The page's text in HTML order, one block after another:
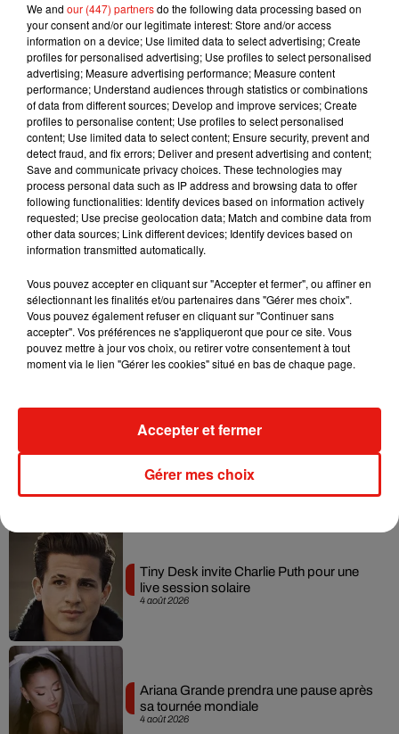
À Bloisdans le Loir-et-Cher, l’événement « 2X plus de Goût »
débutera le 16 novembre. À cette occasion, les organisateurs
ont souhaité que les enfants ne soient pas mis de côté,
comme le rappelleDavid Hameau, directeur de l’Office de
Tourisme sur la destination Blois-Chambord. L’idée est« que
les restaurateurs ne servent pas de steak-frites, mais qu’ils
cuisinent réellement pour les enfants »en les faisant manger
comme leurs parents, mais avec des doses réduites. De
plus pour renforcer l’expérience des plus jeunes, la cuisine
des chefs leur sera ouverteaprès le repas.
Pour tout connaitre sur les dates, les menus et les
restaurants qui participent à l’événement « l’Automne
Gourmand », rendez-vous sur le sitedes Nouvelles
Renaissances.
5 août 2026
Benny Blanco invite Selena Gomez et
Becky G sur son nouveau single
4 août 2026
Tiny Desk invite Charlie Puth pour une
live session solaire
4 août 2026
Ariana Grande prendra une pause après
sa tournée mondiale
We and our (447) partnersdo the following data processing based on
your consent and/or our legitimate interest: Store and/or access
information on a device; Use limited data to select advertising; Create
profiles for personalised advertising; Use profiles to select personalised
advertising; Measure advertising performance; Measure content
performance; Understand audiences through statistics or combinations
of data from different sources; Develop and improve services; Create
profiles to personalise content; Use profiles to select personalised
content; Use limited data to select content; Ensure security, prevent and
detect fraud, and fix errors; Deliver and present advertising and content;
Save and communicate privacy choices. These technologies may
process personal data such as IP address and browsing data to offer
following functionalities: Identify devices based on information actively
requested; Use precise geolocation data; Match and combine data from
other data sources; Link different devices; Identify devices based on
information transmitted automatically.
Vous pouvez accepter en cliquant sur "Accepter et fermer", ou affiner en
sélectionnant les finalités et/ou partenaires dans "Gérer mes choix".
Vous pouvez également refuser en cliquant sur "Continuer sans
accepter". Vos préférences ne s'appliqueront que pour ce site. Vous
pouvez mettre à jour vos choix, ou retirer votre consentement à tout
moment via le lien "Gérer les cookies" situé en bas de chaque page.
Gérer mes choix
Accepter et fermer